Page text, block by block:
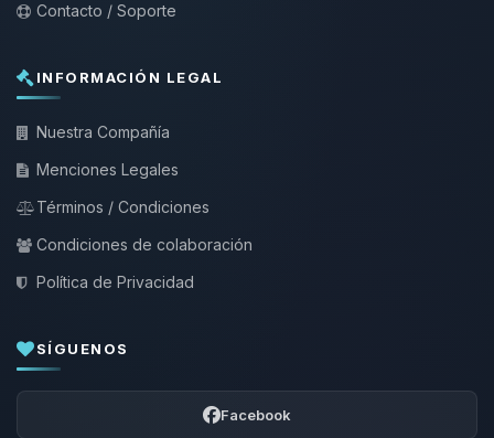
Contacto / Soporte
INFORMACIÓN LEGAL
Nuestra Compañía
Menciones Legales
Términos / Condiciones
Condiciones de colaboración
Política de Privacidad
SÍGUENOS
Facebook